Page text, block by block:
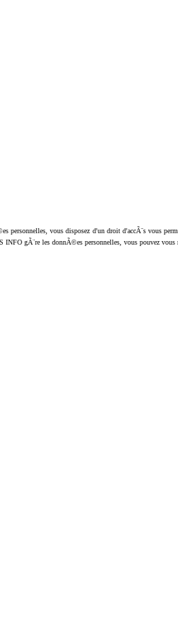
vous disposez d'un droit d'accÃ¨s vous
INFO gÃ¨re les donnÃ©es personnelles, vous pouvez